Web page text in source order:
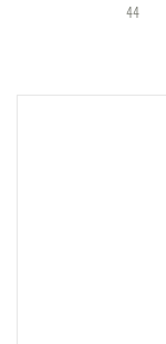
44